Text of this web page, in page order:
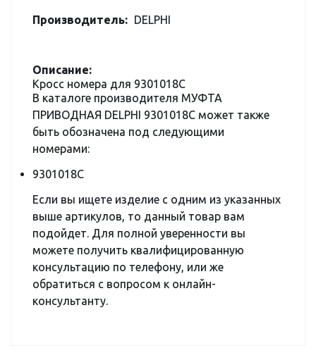
Производитель: DELPHI
Описание:
Кросс номера для 9301018C
В каталоге производителя МУФТА
ПРИВОДНАЯ DELPHI 9301018C может также
быть обозначена под следующими
номерами:
9301018C
Если вы ищете изделие с одним из указанных
выше артикулов, то данный товар вам
подойдет. Для полной уверенности вы
можете получить квалифицированную
консультацию по телефону, или же
обратиться с вопросом к онлайн-
консультанту.